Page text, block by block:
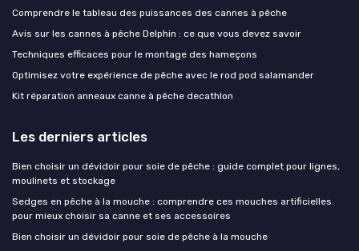
Comprendre le tableau des puissances des cannes à pêche
Avis sur les cannes à pêche Delphin : ce que vous devez savoir
Techniques efficaces pour le montage des hameçons
Optimisez votre expérience de pêche avec le rod pod salamander
Kit réparation anneaux canne à pêche decathlon
Les derniers articles
Bien choisir un dévidoir pour soie de pêche : guide complet pour lignes,
moulinets et stockage
Sedges en pêche à la mouche : comprendre ces mouches artificielles
pour mieux choisir sa canne et ses accessoires
Bien choisir un dévidoir pour soie de pêche à la mouche